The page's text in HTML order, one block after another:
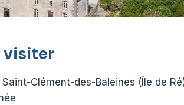
visiter
Clément-des-Baleines (Île de